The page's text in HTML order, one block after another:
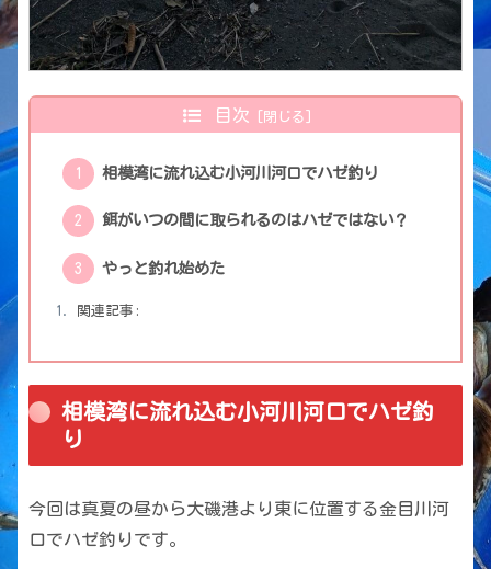
目次
相模湾に流れ込む小河川河口でハゼ釣り
餌がいつの間に取られるのはハゼではない？
やっと釣れ始めた
関連記事:
相模湾に流れ込む小河川河口でハゼ釣
り
今回は真夏の昼から大磯港より東に位置する金目川河
口でハゼ釣りです。